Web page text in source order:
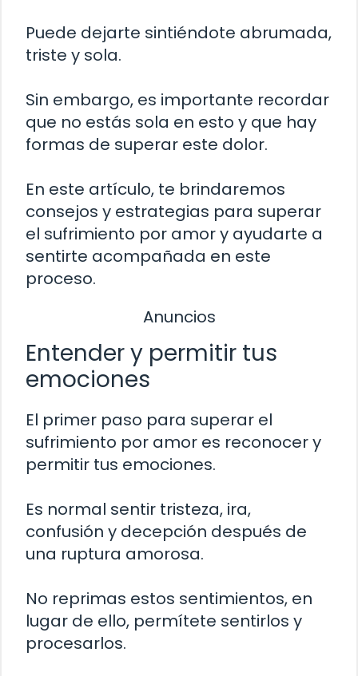
Puede dejarte sintiéndote abrumada,
triste y sola.
Sin embargo, es importante recordar
que no estás sola en esto y que hay
formas de superar este dolor.
En este artículo, te brindaremos
consejos y estrategias para superar
el sufrimiento por amor y ayudarte a
sentirte acompañada en este
proceso.
Anuncios
Entender y permitir tus
emociones
El primer paso para superar el
sufrimiento por amor es reconocer y
permitir tus emociones.
Es normal sentir tristeza, ira,
confusión y decepción después de
una ruptura amorosa.
No reprimas estos sentimientos, en
lugar de ello, permítete sentirlos y
procesarlos.